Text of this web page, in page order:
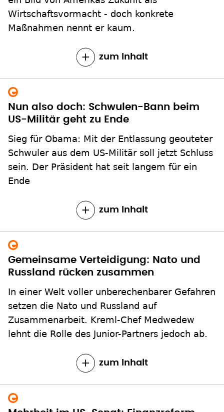
Wirtschaftsvormacht - doch konkrete
Maßnahmen nennt er kaum.
zum Inhalt
Nun also doch: Schwulen-Bann beim
US-Militär geht zu Ende
Sieg für Obama: Mit der Entlassung geouteter
Schwuler aus dem US-Militär soll jetzt Schluss
sein. Der Präsident hat seit langem für ein
Ende
zum Inhalt
Gemeinsame Verteidigung: Nato und
Russland rücken zusammen
In einer Welt voller unberechenbarer Gefahren
setzen die Nato und Russland auf
Zusammenarbeit. Kreml-Chef Medwedew
lehnt die Rolle des Junior-Partners jedoch ab.
zum Inhalt